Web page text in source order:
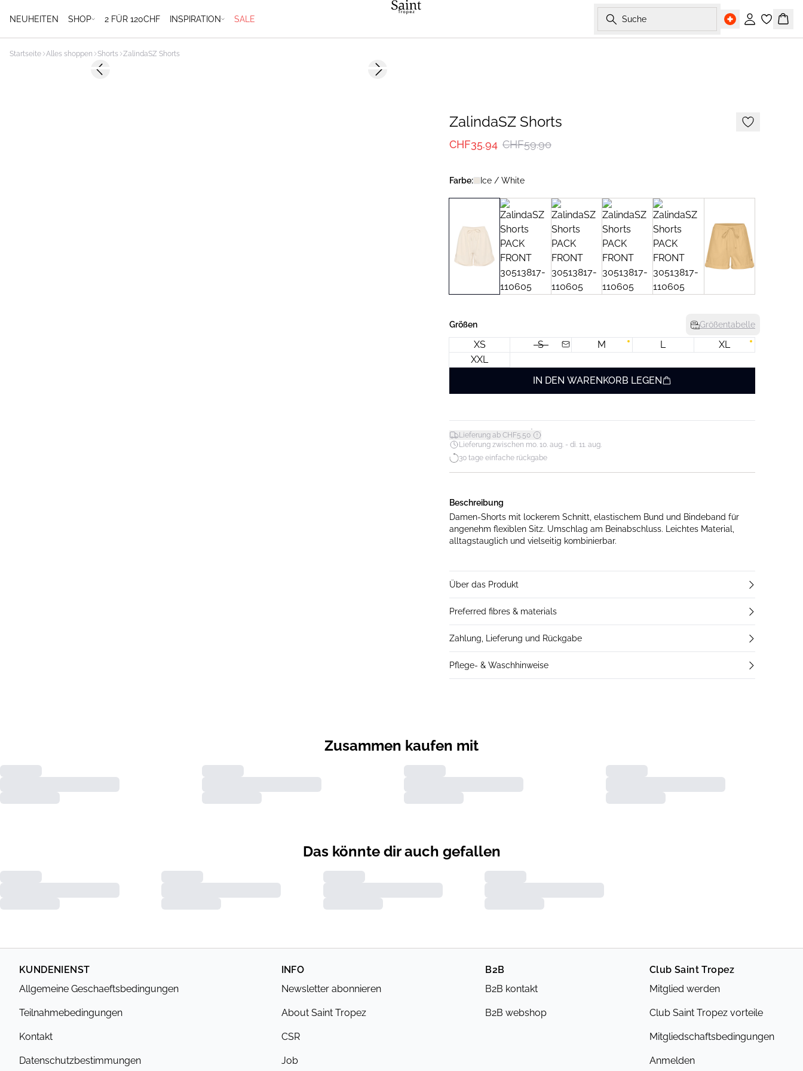
NEUHEITEN SHOP 2 FÜR 120CHF INSPIRATION SALE Suche
Einloggen
Startseite Alles shoppen Shorts ZalindaSZ Shorts
-40%Previous slide Next slide
ZalindaSZ Shorts
CHF35.94 CHF59.90
Farbe: Ice / White
Größen Größentabelle
XS S M L
XL
XXL
IN DEN WARENKORB LEGEN
Lieferung ab CHF5.50*
Lieferung zwischen mo. 10. aug. - di. 11. aug.
30 tage einfache rückgabe
Beschreibung
Damen-Shorts mit lockerem Schnitt, elastischem Bund und Bindeband für
angenehm flexiblen Sitz. Umschlag am Beinabschluss. Leichtes Material,
alltagstauglich und vielseitig kombinierbar.
Über das Produkt
Preferred fibres & materials
Zahlung, Lieferung und Rückgabe
Pflege- & Waschhinweise
Zusammen kaufen mit
Das könnte dir auch gefallen
KUNDENIENST
Allgemeine Geschaeftsbedingungen
Teilnahmebedingungen
Kontakt
Datenschutzbestimmungen
INFO
Newsletter abonnieren
About Saint Tropez
CSR
Job
B2B
B2B kontakt
B2B webshop
Club Saint Tropez
Mitglied werden
Club Saint Tropez vorteile
Mitgliedschaftsbedingungen
Anmelden